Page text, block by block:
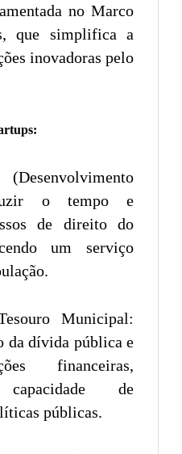
no Marco
que simplifica a
inovadoras pelo
o tempo e
de direito do
um serviço
Municipal:
da dívida pública e
financeiras,
de
públicas.